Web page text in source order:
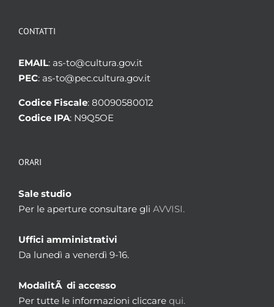
CONTATTI
EMAIL: as-to@cultura.gov.it
PEC: as-to@pec.cultura.gov.it
Codice Fiscale: 80090580012
Codice IPA: N9Q5OE
ORARI
Sale studio
Per le aperture consultare gli AVVISI.
Uffici amministrativi
Da lunedì a venerdì 9-16.
ModalitÃ di accesso
Per tutte le informazioni cliccare qui.